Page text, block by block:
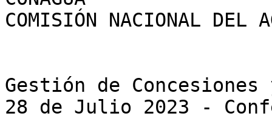
COMISIÓN NACIONAL DEL
Gestión de Concesiones
28 de Julio 2023 -